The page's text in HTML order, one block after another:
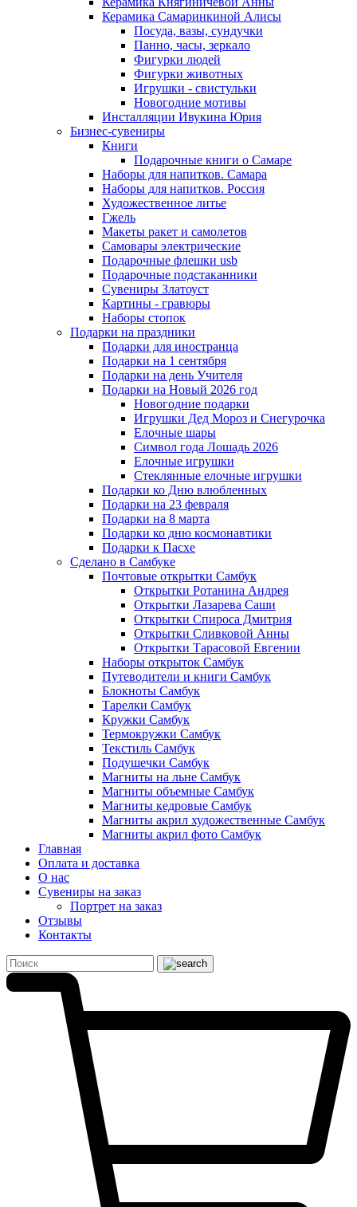
Керамика Самаринкиной Алисы
Посуда, вазы, сундучки
Панно, часы, зеркало
Фигурки людей
Фигурки животных
Игрушки - свистульки
Новогодние мотивы
Инсталляции Ивукина Юрия
Бизнес-сувениры
Книги
Подарочные книги о Самаре
Наборы для напитков. Самара
Наборы для напитков. Россия
Художественное литье
Гжель
Макеты ракет и самолетов
Самовары электрические
Подарочные флешки usb
Подарочные подстаканники
Сувениры Златоуст
Картины - гравюры
Наборы стопок
Подарки на праздники
Подарки для иностранца
Подарки на 1 сентября
Подарки на день Учителя
Подарки на Новый 2026 год
Новогодние подарки
Игрушки Дед Мороз и Снегурочка
Елочные шары
Символ года Лошадь 2026
Елочные игрушки
Стеклянные елочные игрушки
Подарки ко Дню влюбленных
Подарки на 23 февраля
Подарки на 8 марта
Подарки ко дню космонавтики
Подарки к Пасхе
Сделано в Самбуке
Почтовые открытки Самбук
Открытки Ротанина Андрея
Открытки Лазарева Саши
Открытки Спироса Дмитрия
Открытки Сливковой Анны
Открытки Тарасовой Евгении
Наборы открыток Самбук
Путеводители и книги Самбук
Блокноты Самбук
Тарелки Самбук
Кружки Самбук
Термокружки Самбук
Текстиль Самбук
Подушечки Самбук
Магниты на льне Самбук
Магниты объемные Самбук
Магниты кедровые Самбук
Магниты акрил художественные Самбук
Магниты акрил фото Самбук
Главная
Оплата и доставка
О нас
Сувениры на заказ
Портрет на заказ
Отзывы
Контакты